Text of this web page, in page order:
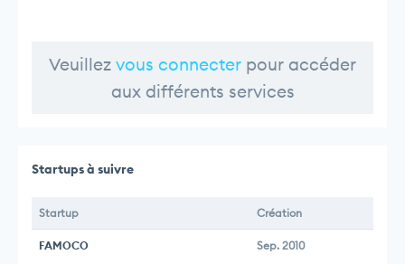
Veuillez vous connecter pour accéder
aux différents services
Startups à suivre
Startup Création
FAMOCO Sep. 2010